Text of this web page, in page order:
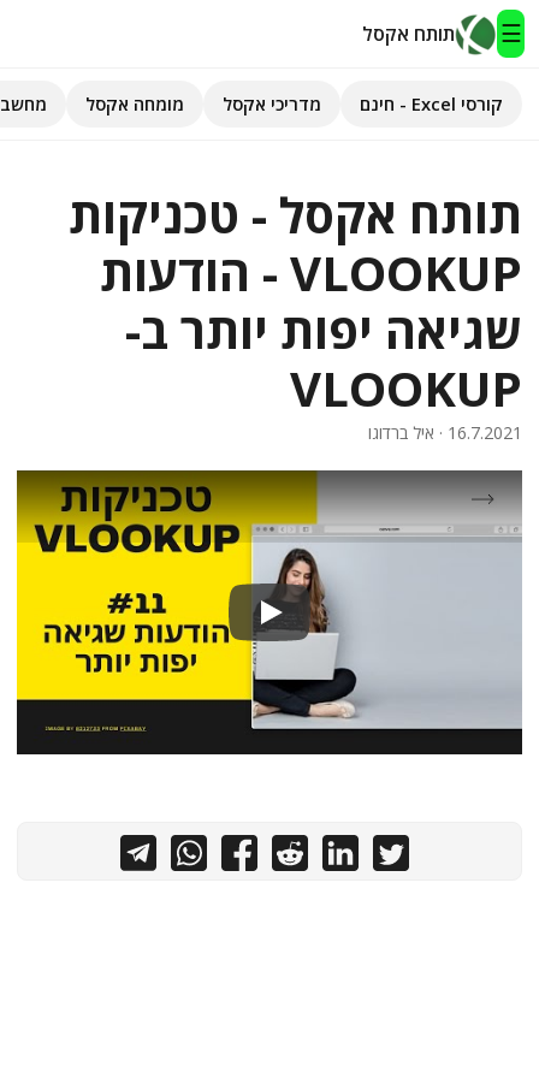
☰ תותח אקסל
קורסי Excel - חינם
מדריכי אקסל
השירותים שלנו
פיתוח אפליקציות
חיפוש
צור קשר
קורסי Excel - חינם מדריכי אקסל מומחה אקסל
תותח אקסל - טכניקות
VLOOKUP - הודעות
שגיאה יפות יותר ב-
VLOOKUP
16.7.2021 · איל ברדוגו
Play